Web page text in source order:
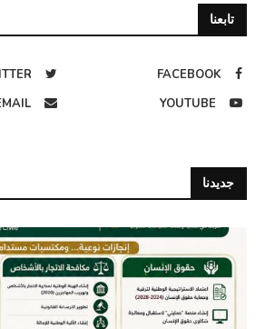
تابعنا
FACEBOOK
YOUTUBE
جديدنا